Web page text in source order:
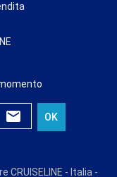
OK
- Italia -